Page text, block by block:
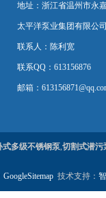
地址：浙江省温州市永
太平洋泵业集团有限公
联系人：陈利宽
联系QQ：613156876
邮箱：
式多级不锈钢泵,切割式潜污
GoogleSitemap 技术支持：